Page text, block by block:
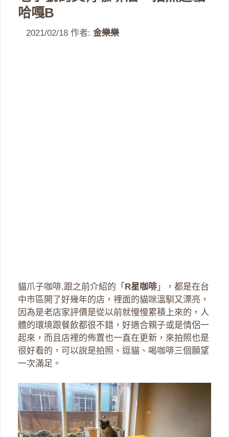
哈嘎B
2021/02/18 作者: 金樂樂
貓爪子咖啡,跟之前介紹的「 R星咖啡 」，都是在台
中市區開了好幾年的店，裡面的貓咪溫馴又漂亮，
因為是老店家評價是從以前就慢慢累積上來的，人
體的環境跟餐飲都很不錯，好適合親子或是情侶一
起來，而且店裡的佈置也一直在更新，來拍照也是
很好看的，可以說是拍照、逗貓、喝咖啡三個願望
一次滿足。